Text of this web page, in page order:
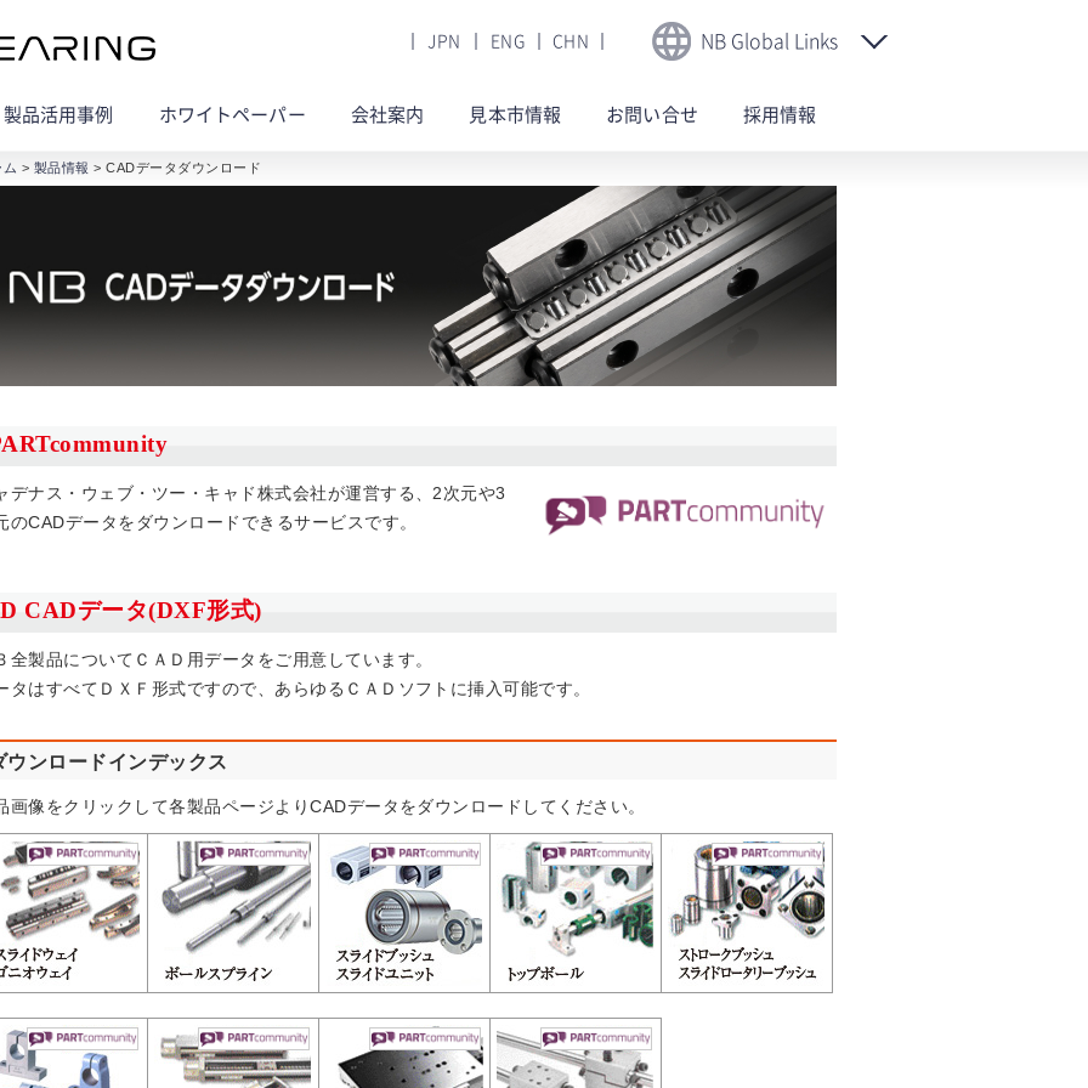
JPN ENG CHN NB Global Links
製品活用事例 ホワイトペーパー 会社案内 見本市情報 お問い合せ 採用情報
ム > 製品情報 > CADデータダウンロード
デナス・ウェブ・ツー・キャド株式会社が運営する、2次元や3
のCADデータをダウンロードできるサービスです。
CADデータ(DXF形式)
全製品についてＣＡＤ用データをご用意しています。
タはすべてＤＸＦ形式ですので、あらゆるＣＡＤソフトに挿入可能です。
ウンロードインデックス
画像をクリックして各製品ページよりCADデータをダウンロードしてください。